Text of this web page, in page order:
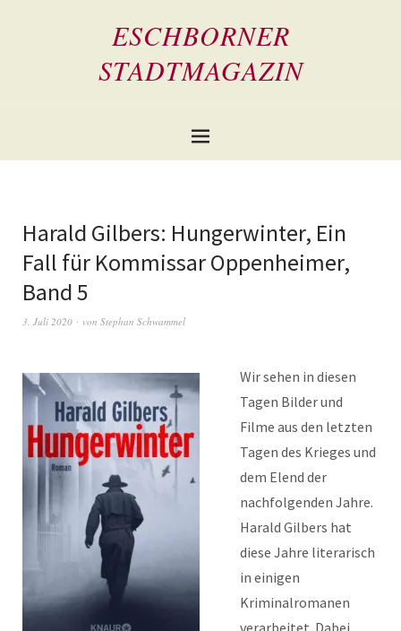
ESCHBORNER
STADTMAGAZIN
Harald Gilbers: Hungerwinter, Ein
Fall für Kommissar Oppenheimer,
Band 5
3. Juli 2020 von Stephan Schwammel
Wir sehen in diesen
Tagen Bilder und
Filme aus den letzten
Tagen des Krieges und
dem Elend der
nachfolgenden Jahre.
Harald Gilbers hat
diese Jahre literarisch
in einigen
Kriminalromanen
verarbeitet. Dabei